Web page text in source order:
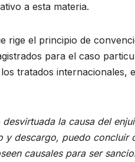
a esta materia.
rige el principio de
para el caso
tratados internacionales,
desvirtuada la causa del
y descargo, puedo concluir
causales para ser